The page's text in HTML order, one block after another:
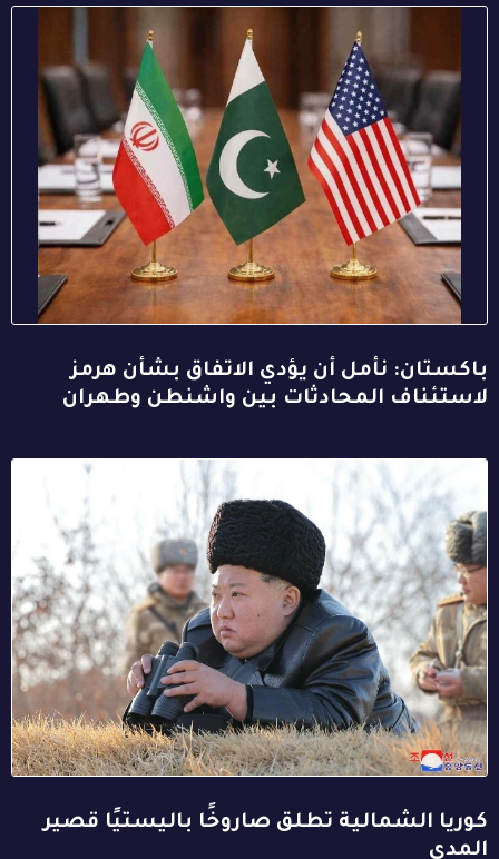
باكستان: نأمل أن يؤدي الاتفاق بشأن هرمز
لاستئناف المحادثات بين واشنطن وطهران
كوريا الشمالية تطلق صاروخًا باليستيًا قصير
المدى